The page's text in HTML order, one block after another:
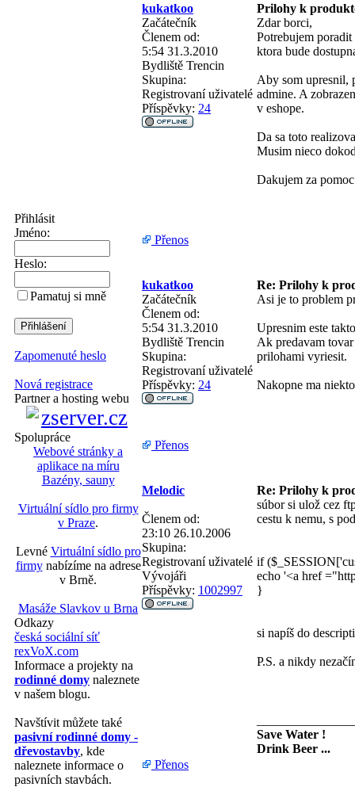
Přihlásit
Jméno:
Heslo:
Pamatuj si mně
Zapomenuté heslo
Nová registrace
Partner a hosting webu
Spolupráce
Webové stránky a
aplikace na míru
Bazény, sauny
Virtuální sídlo pro firmy
v Praze.
Levné Virtuální sídlo pro
firmynabízíme na adrese
v Brně.
Masáže Slavkov u Brna
Odkazy
česká sociální síť
rexVoX.com
Informace a projekty na
rodinné domy naleznete
v našem blogu.
Navštívit můžete také
pasivní rodinné domy -
dřevostavby, kde
naleznete informace o
pasivních stavbách.
kukatkoo
Prilohy k
Začátečník
Členem od:
5:54 31.3.2010
Bydliště Trencin
Skupina:
Registrovaní uživatelé
Příspěvky: 24
Zdar borci,
Potrebujem
ktora bude
Aby som upresnil,
admine. A
v eshope.
Da sa toto
Musim nieco
Dakujem za pomoc
Přenos
kukatkoo
Re: Prilohy k
Začátečník
Členem od:
5:54 31.3.2010
Bydliště Trencin
Skupina:
Registrovaní uživatelé
Příspěvky: 24
Asi je to problem
Upresnim este
Ak predavam
prilohami vyriesit.
Nakopne ma
Přenos
Melodic Re: Prilohy k
Členem od:
23:10 26.10.2006
Skupina:
Registrovaní uživatelé
Vývojáři
Příspěvky: 1002997
súbor si ulož cez
cestu k nemu, s
if
echo '<a href
}
si napíš do
P.S. a nikdy
Save Water !
Drink Beer ...
Přenos